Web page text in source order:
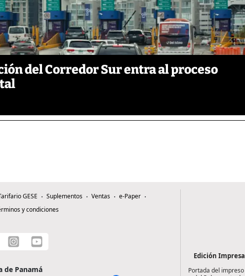
del Corredor Sur entra al proceso
GESE Suplementos Ventas
e-Paper
y condiciones
de Panamá
Edición Impresa
Portada del impreso